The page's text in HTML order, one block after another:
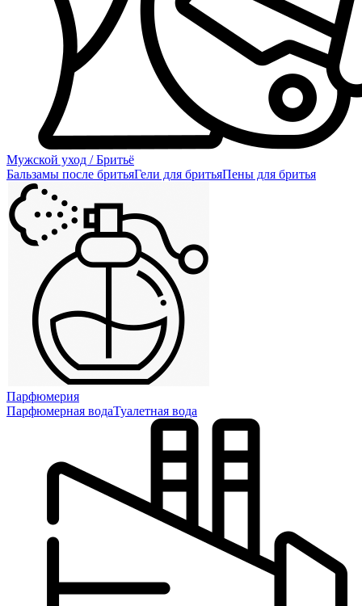
Мужской уход / Бритьё
Бальзамы после бритьяГели для бритьяПены для бритья
Парфюмерия
Парфюмерная водаТуалетная вода